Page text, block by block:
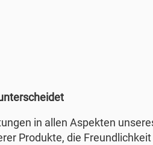
in allen Aspekten
Produkte, die Freundlichkeit